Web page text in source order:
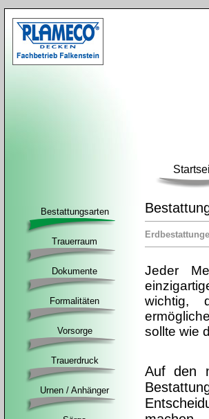
Bestattungsarten
Trauerraum
Dokumente
Formalitäten
Vorsorge
Trauerdruck
Urnen / Anhänger
Jeder
wichtig,
sollte wie
Auf den